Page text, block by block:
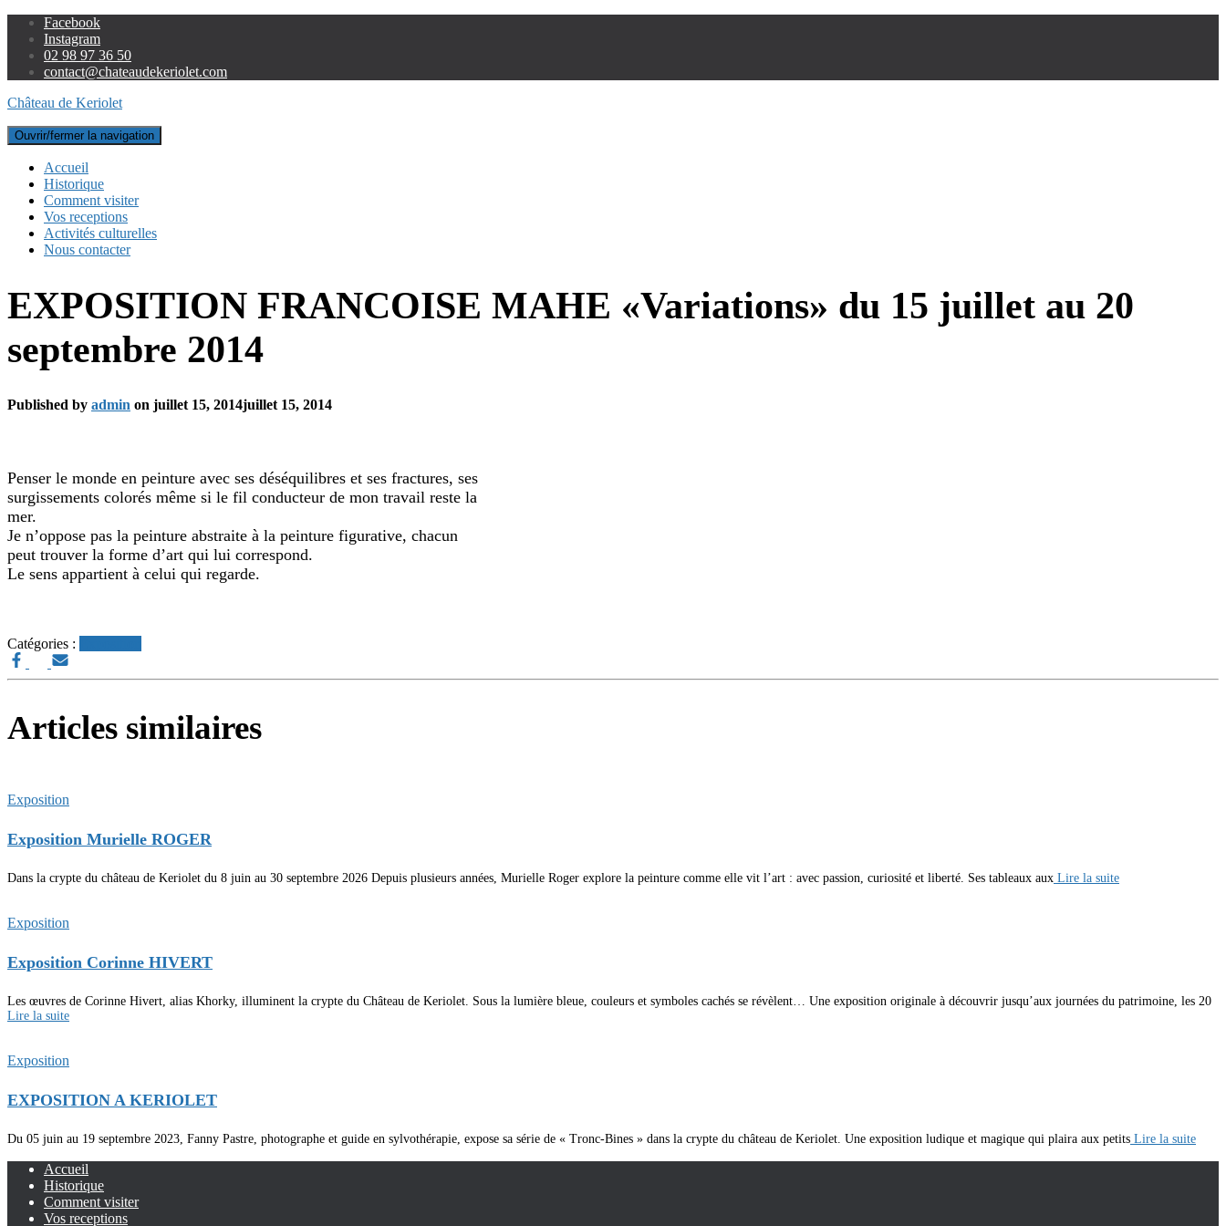
Facebook
Instagram
02 98 97 36 50
contact@chateaudekeriolet.com
Château de Keriolet
Ouvrir/fermer la navigation
Accueil
Historique
Comment visiter
Vos receptions
Activités culturelles
Nous contacter
EXPOSITION FRANCOISE MAHE «Variations» du 15 juillet au 20
septembre 2014
Published by admin on juillet 15, 2014juillet 15, 2014
Penser le monde en peinture avec ses déséquilibres et ses fractures, ses
surgissements colorés même si le fil conducteur de mon travail reste la
mer.
Je n’oppose pas la peinture abstraite à la peinture figurative, chacun
peut trouver la forme d’art qui lui correspond.
Le sens appartient à celui qui regarde.
Catégories :
Articles similaires
Exposition
Exposition Murielle ROGER
Dans la crypte du château de Keriolet du 8 juin au 30 septembre 2026 Depuis plusieurs années, Murielle Roger explore la peinture comme elle vit l’art : avec passion, curiosité et liberté. Ses tableaux aux Lire la suite
Exposition
Exposition Corinne HIVERT
Les œuvres de Corinne Hivert, alias Khorky, illuminent la crypte du Château de Keriolet. Sous la lumière bleue, couleurs et symboles cachés se révèlent… Une exposition originale à découvrir jusqu’aux journées du patrimoine, les 20
Lire la suite
Exposition
EXPOSITION A KERIOLET
Du 05 juin au 19 septembre 2023, Fanny Pastre, photographe et guide en sylvothérapie, expose sa série de « Tronc-Bines » dans la crypte du château de Keriolet. Une exposition ludique et magique qui plaira aux petits Lire la suite
Accueil
Historique
Comment visiter
Vos receptions